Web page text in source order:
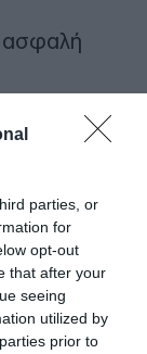
parties, or
for
opt-out
that after your
seeing
utilized by
prior to
ασφαλή